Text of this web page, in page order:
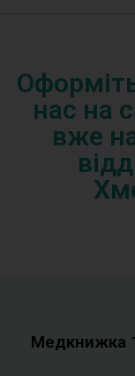
нас на
вже
Медкнижка